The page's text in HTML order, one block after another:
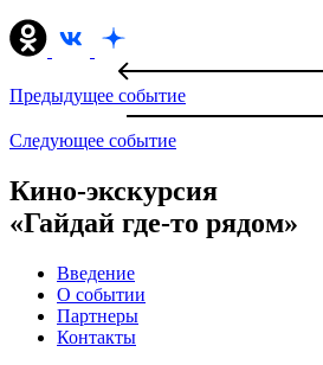
Предыдущее событие
Следующее событие
Кино-экскурсия
«Гайдай где-то рядом»
Введение
О событии
Партнеры
Контакты